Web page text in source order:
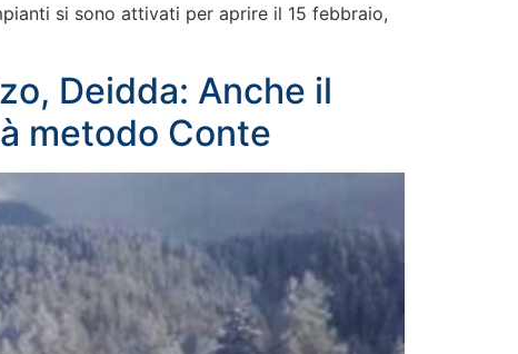
si sono attivati per aprire il 15 febbraio,
Deidda: Anche il
metodo Conte